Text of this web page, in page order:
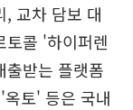
, 교차 담보 대
토콜 '하이퍼렌
출받는 플랫폼
토' 등은 국내